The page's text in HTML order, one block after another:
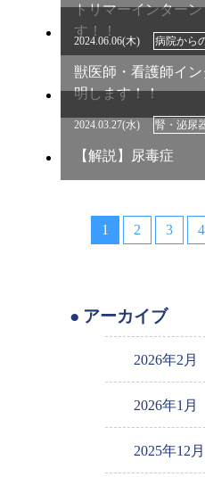
トリマーインター
す！！
2024.06.06(木) 病院から
獣医師・看護師イ
明します！！
2024.03.27(水) 腎・泌尿
【解説】尿毒症
1 2 3 4
アーカイブ
2026年2月
2026年1月
2025年12月